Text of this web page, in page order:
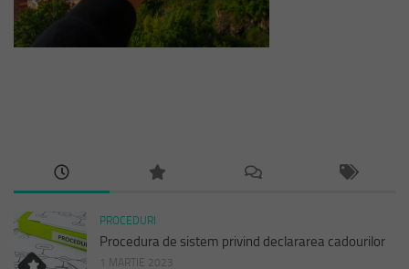
PROCEDURI
Procedura de sistem privind declararea cadourilor
1 MARTIE 2023